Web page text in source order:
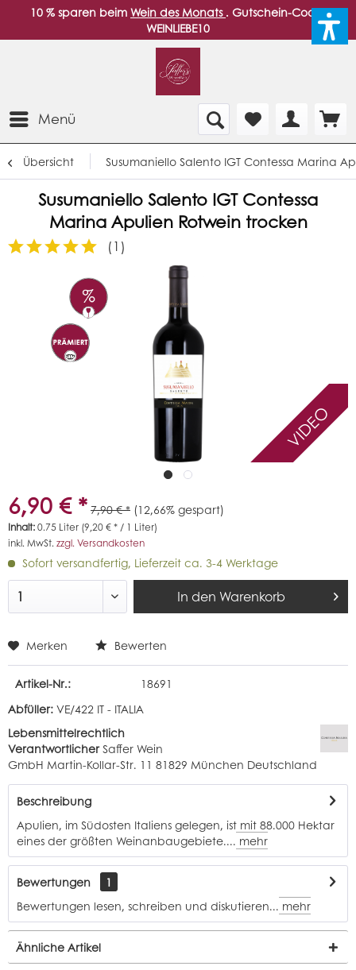
10 % sparen beim Wein des Monats . Gutschein-Code:
WEINLIEBE10
Menü
Übersicht Susumaniello Salento IGT Contessa Marina
Susumaniello Salento IGT Contessa
Marina Apulien Rotwein trocken
(1 )
VIDEO
6,90 € * 7,90 € * (12,66% gespart)
Inhalt:0.75 Liter (9,20 € * / 1 Liter)
inkl. MwSt. zzgl. Versandkosten
Sofort versandfertig, Lieferzeit ca. 3-4 Werktage
In den Warenkorb
Merken Bewerten
Artikel-Nr.:
18691
Abfüller: VE/422 IT - ITALIA
Lebensmittelrechtlich
VerantwortlicherSaffer Wein
GmbH Martin-Kollar-Str. 11 81829 München Deutschland
Beschreibung
Apulien, im Südosten Italiens gelegen, ist mit 88.000 Hektar
eines der größten Weinanbaugebiete.... mehr
Bewertungen
1
Bewertungen lesen, schreiben und diskutieren... mehr
Ähnliche Artikel